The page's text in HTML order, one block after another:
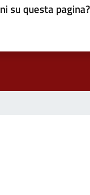
su questa pagina?